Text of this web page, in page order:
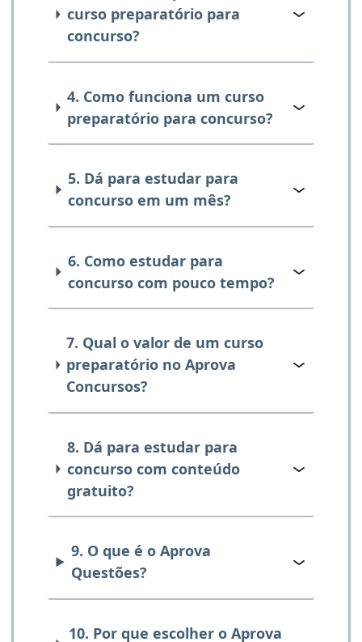
curso preparatório para
concurso?
4. Como funciona um curso
preparatório para concurso?
5. Dá para estudar para
concurso em um mês?
6. Como estudar para
concurso com pouco tempo?
7. Qual o valor de um curso
preparatório no Aprova
Concursos?
8. Dá para estudar para
concurso com conteúdo
gratuito?
9. O que é o Aprova
Questões?
10. Por que escolher o Aprova